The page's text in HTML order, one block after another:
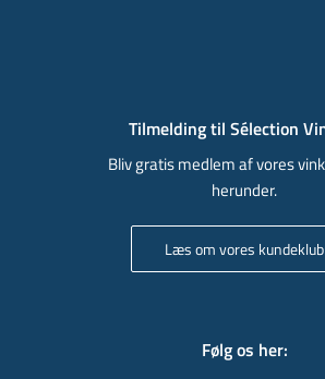
Tilmelding til Sélection
Bliv gratis medlem af vores
herunder.
Læs om vores kundeklub
Følg os her: